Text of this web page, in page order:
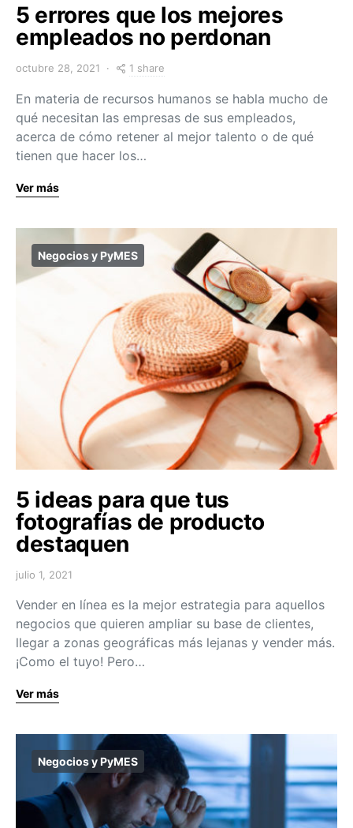
5 errores que los mejores
empleados no perdonan
octubre 28, 2021 1 share
En materia de recursos humanos se habla mucho de
qué necesitan las empresas de sus empleados,
acerca de cómo retener al mejor talento o de qué
tienen que hacer los…
Ver más
Negocios y PyMES
5 ideas para que tus
fotografías de producto
destaquen
julio 1, 2021
Vender en línea es la mejor estrategia para aquellos
negocios que quieren ampliar su base de clientes,
llegar a zonas geográficas más lejanas y vender más.
¡Como el tuyo! Pero…
Ver más
Negocios y PyMES